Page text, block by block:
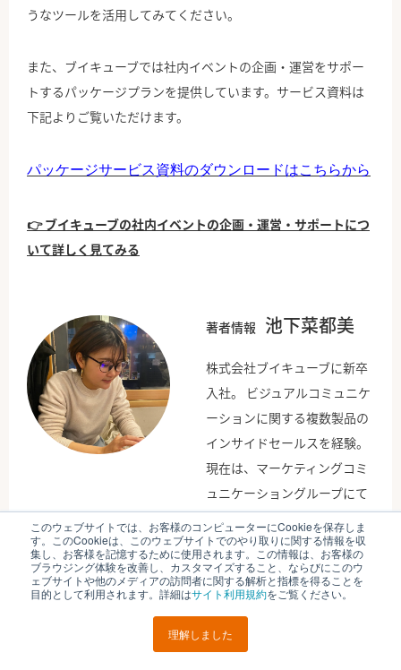
このウェブサイトでは、お客様のコンピューターにCookieを保存しま
す。このCookieは、このウェブサイトでのやり取りに関する情報を収
集し、お客様を記憶するために使用されます。この情報は、お客様の
ブラウジング体験を改善し、カスタマイズすること、ならびにこのウ
ェブサイトや他のメディアの訪問者に関する解析と指標を得ることを
目的として利用されます。詳細はサイト利用規約をご覧ください。
理解しました
うなツールを活用してみてください。
また、ブイキューブでは社内イベントの企画・運営をサポー
トするパッケージプランを提供しています。サービス資料は
下記よりご覧いただけます。
パッケージサービス資料のダウンロードはこちらから
👉 ブイキューブの社内イベントの企画・運営・サポートにつ
いて詳しく見てみる
著者情報 池下菜都美
株式会社ブイキューブに新卒
入社。 ビジュアルコミュニケ
ーションに関する複数製品の
インサイドセールスを経験。
現在は、マーケティングコミ
ュニケーショングループにて
イベントDX領域における広告
運用およびオウンドメディア
の編集、ナーチャリングを担
当。趣味は映画とダンス。